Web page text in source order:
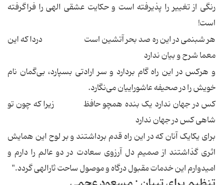
رنگی از تغییر را پذیرفته است و حکایت عشقی الهی را فراگرفته
است!
هر شبنمی در این ره صد بحر آتشین است دردا که این
معما شرح و بیان ندارد
و هرکس در این راه گام بردارد و سر ارادتی بسپارد، بی‌گمان نام
خویش را در صحیفه‌ عاشوراییان می‌نگارد.
کس در جهان ندارد یک بنده همچو حافظ زیرا که چون تو
شاهی کس در جهان ندارد
برای یکایک آنان که در این راه قدم برداشتند و بر لوح این همایش
اثری گذاشتند از صمیم دل آرزوی سعادت در دو عالم را دارم و
امیدوارم این خدمات مقبول درگاه و موصول ساحت ثارالهی گردد."